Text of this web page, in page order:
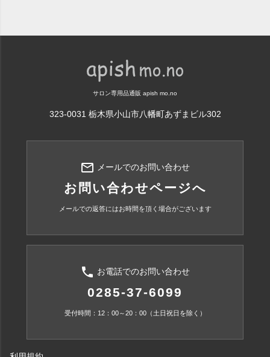
サロン専用品通販 apish mo.no
323-0031 栃木県小山市八幡町あずまビル302
mail_outline メールでのお問い合わせ
お問い合わせページへ
メールでの返答にはお時間を頂く場合がございます
phone お電話でのお問い合わせ
0285-37-6099
受付時間：12：00～20：00（土日祝日を除く）